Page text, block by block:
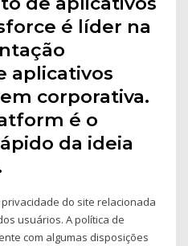
é líder na
aplicativos
corporativa.
é o
da ideia
do site relacionada
usuários. A política de
com algumas disposições